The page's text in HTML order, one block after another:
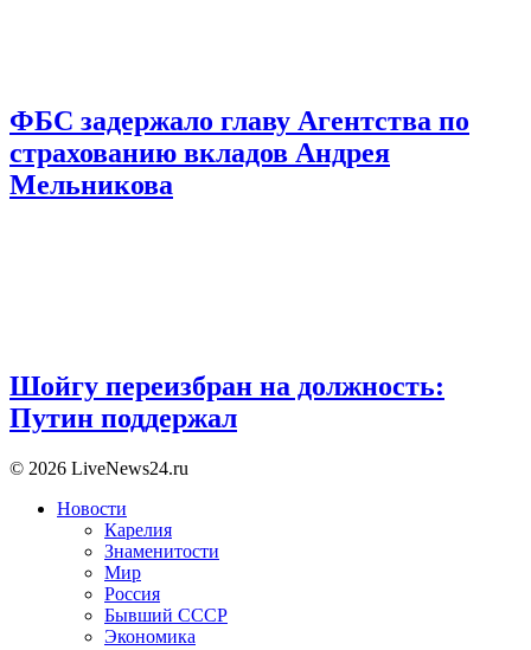
ФБС задержало главу Агентства по
страхованию вкладов Андрея
Мельникова
Шойгу переизбран на должность:
Путин поддержал
© 2026 LiveNews24.ru
Новости
Карелия
Знаменитости
Мир
Россия
Бывший СССР
Экономика